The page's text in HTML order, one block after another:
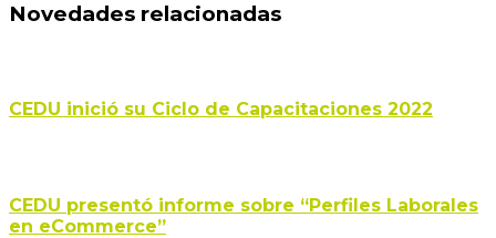
Novedades relacionadas
CEDU inició su Ciclo de Capacitaciones 2022
CEDU presentó informe sobre “Perfiles Laborales
en eCommerce”